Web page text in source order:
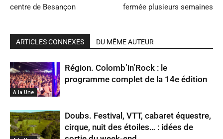
centre de Besançon
fermée plusieurs semaines
ARTICLES CONNEXES DU MÊME AUTEUR
A la Une
Région. Colomb’in’Rock : le
programme complet de la 14e édition
Doubs. Festival, VTT, cabaret équestre,
cirque, nuit des étoiles… : idées de